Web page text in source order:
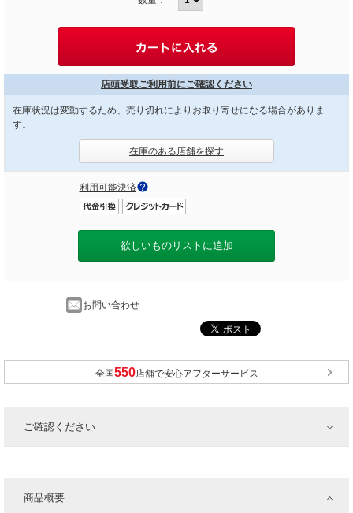
店頭受取ご利用前にご確認ください
在庫状況は変動するため、売り切れによりお取り寄せになる場合がありま
す。
在庫のある店舗を探す
利用可能決済
欲しいものリストに追加
お問い合わせ
全国 店舗で安心アフターサービス
ご確認ください
商品概要